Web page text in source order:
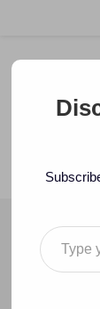
BLOG
2007 >
Type your email…